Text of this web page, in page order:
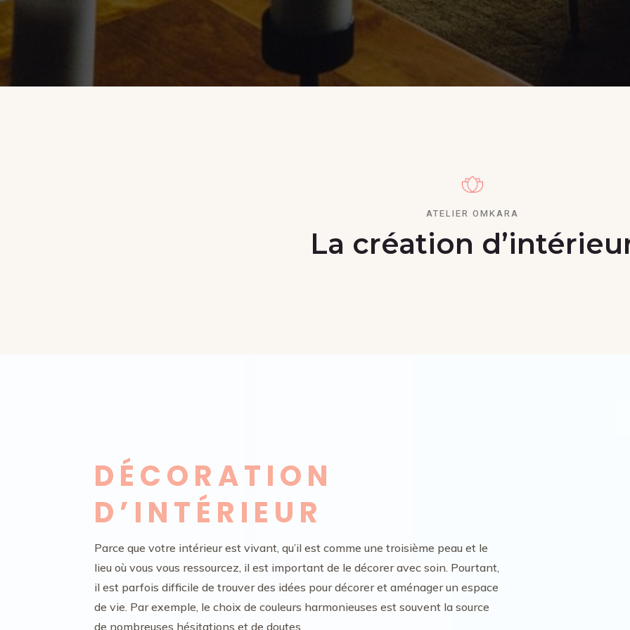
ATELIER OMKARA
La création
DÉCORATION
D’INTÉRIEUR
Parce que votre intérieur est vivant, qu’il est comme une troisième peau et le
lieu où vous vous ressourcez, il est important de le décorer avec soin. Pourtant,
il est parfois difficile de trouver des idées pour décorer et aménager un espace
de vie. Par exemple, le choix de couleurs harmonieuses est souvent la source
de nombreuses hésitations et de doutes.